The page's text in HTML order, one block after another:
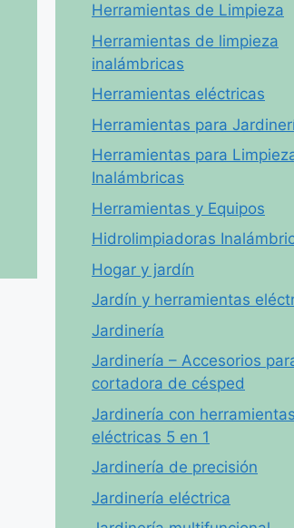
Herramientas de Limpieza
Herramientas de limpieza
inalámbricas
Herramientas eléctricas
Herramientas para
Herramientas para
Inalámbricas
Herramientas y Equipos
Hidrolimpiadoras
Hogar y jardín
Jardín y herramientas
Jardinería
Jardinería – Accesorios
cortadora de césped
Jardinería con herramientas
eléctricas 5 en 1
Jardinería de precisión
Jardinería eléctrica